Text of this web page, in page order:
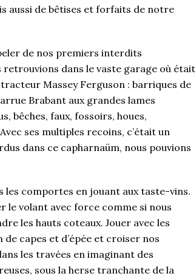
aussi de bêtises et forfaits de notre
de nos premiers interdits
dans le vaste garage où était
Massey Ferguson : barriques de
Brabant aux grandes lames
bêches, faux, fossoirs, houes,
ses multiples recoins, c’était un
dans ce capharnaüm, nous pouvions
les comportes en jouant aux taste-vins.
volant avec force comme si nous
les hauts coteaux. Jouer avec les
de capes et d’épée et croiser nos
les travées en imaginant des
sous la herse tranchante de la